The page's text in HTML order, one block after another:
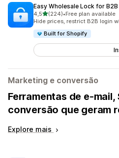
Easy Wholesale Lock for B2B
4,5de 5 estrelas
(224)
224 total de avaliações
•Free plan available
Hide prices, restrict B2B login
Built for Shopify
Marketing e conversão
Ferramentas de e-mail,
conversão que geram
Explore mais